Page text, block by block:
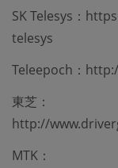
SK Telesys：
telesys
Teleepoch：
東芝：
http://
MTK：